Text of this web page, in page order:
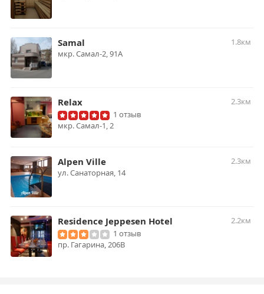
Samal
1.8км
мкр. Самал-2, 91А
Relax
2.3км
1 отзыв
мкр. Самал-1, 2
Alpen Ville
2.3км
ул. Санаторная, 14
Residence Jeppesen Hotel
2.2км
1 отзыв
пр. Гагарина, 206В